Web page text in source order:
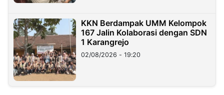
KKN Berdampak UMM Kelompok
167 Jalin Kolaborasi dengan SDN
1 Karangrejo
02/08/2026 - 19:20